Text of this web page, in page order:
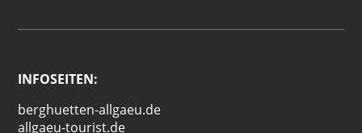
INFOSEITEN:
berghuetten-allgaeu.de
allgaeu-tourist.de